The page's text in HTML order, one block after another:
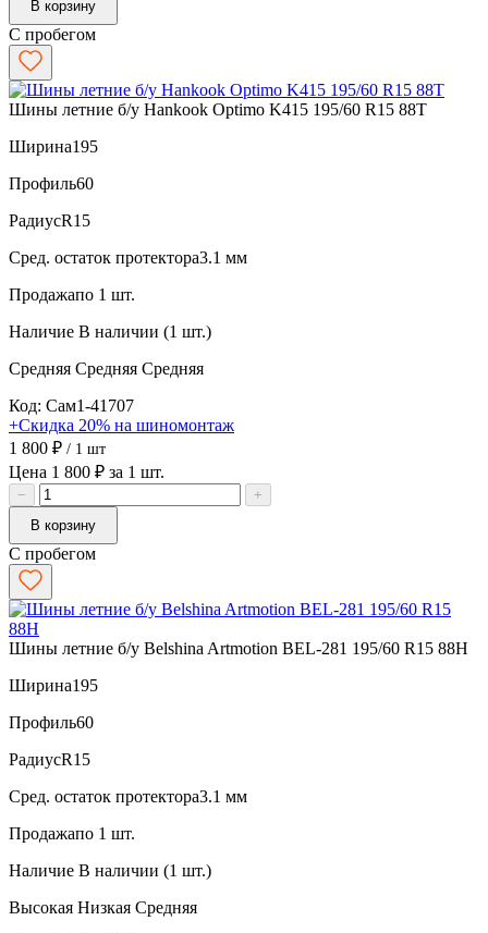
В корзину
С пробегом
Шины летние б/у Hankook Optimo K415 195/60 R15 88T
Ширина195
Профиль60
РадиусR15
Сред. остаток протектора3.1 мм
Продажапо 1 шт.
Наличие В наличии (1 шт.)
Средняя Средняя Средняя
Код: Сам1-41707
+Скидка 20% на шиномонтаж
1 800 ₽ / 1 шт
Цена 1 800 ₽ за 1 шт.
−
+
В корзину
С пробегом
Шины летние б/у Belshina Artmotion BEL-281 195/60 R15 88H
Ширина195
Профиль60
РадиусR15
Сред. остаток протектора3.1 мм
Продажапо 1 шт.
Наличие В наличии (1 шт.)
Высокая Низкая Средняя